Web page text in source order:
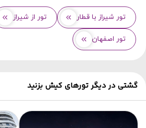
تور شیراز با قطار تور از شیراز
تور اصفهان
گشتی در دیگر تورهای کیش بزنید